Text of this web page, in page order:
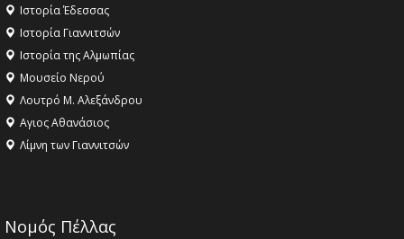
Ιστορία Έδεσσας
Ιστορία Γιαννιτσών
Ιστορία της Αλμωπίας
Μουσείο Νερού
Λουτρό Μ. Αλεξάνδρου
Αγιος Αθανάσιος
Λίμνη των Γιαννιτσών
Νομός Πέλλας